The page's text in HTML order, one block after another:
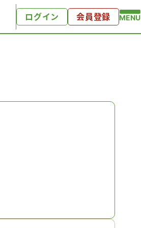
MENU
ログイン 会員登録